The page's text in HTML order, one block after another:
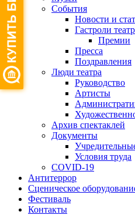
События
Новости и
Гастроли
Премии
Пресса
Поздравления
Люди театра
Руководство
Артисты
Архив спектаклей
Документы
Условия труда
COVID-19
Антитеррор
Сценическое
Фестиваль
Контакты